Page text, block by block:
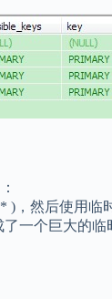
，然后使用临
一个巨大的